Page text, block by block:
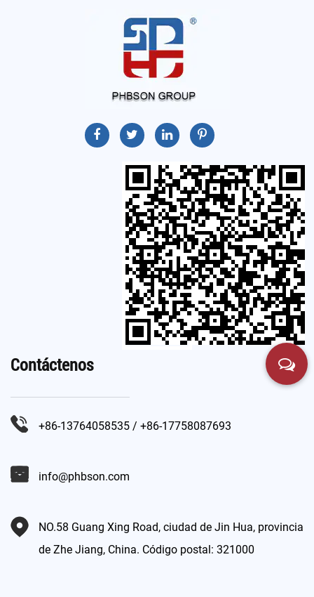
Contáctenos
+86-13764058535 / +86-17758087693
info@phbson.com
NO.58 Guang Xing Road, ciudad de Jin Hua, provincia
de Zhe Jiang, China. Código postal: 321000